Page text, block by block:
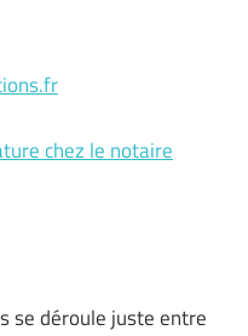
chez le notaire
se déroule juste entre